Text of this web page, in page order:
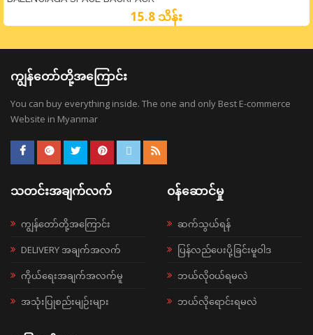
15.8 သိန်း
ကျွန်တော်တို့အကြောင်း
You can buy everything inside. The one and only Best E-commerce
Website in Myanmar
သတင်းအချက်လက်
ကျွန်တော်တို့အကြောင်း
DELIVERY အချက်အလက်
ကိုယ်ရေးအချက်အလက်မူ
အသုံးပြုစည်းမျဉ်းများ
ဝန်ဆောင်မှု
ဆက်သွယ်ရန်
ပြန်လည်ပေးပို့ခြင်းမူဝါဒ
ဘယ်လို၀ယ်ရမလဲ
ဘယ်လိုရောင်းရမလဲ